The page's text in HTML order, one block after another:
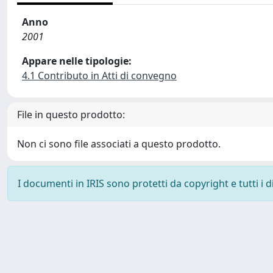
Anno
2001
Appare nelle tipologie:
4.1 Contributo in Atti di convegno
File in questo prodotto:
Non ci sono file associati a questo prodotto.
I documenti in IRIS sono protetti da copyright e tutti i